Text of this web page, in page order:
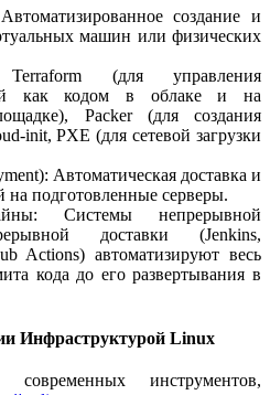
создание и
машин или физических
Terraform (для управления
как кодом в облаке и на
Packer (для создания
init, PXE (для сетевой загрузки
Автоматическая доставка и
на подготовленные серверы.
Системы непрерывной
доставки (Jenkins,
Actions) автоматизируют весь
кода до его развертывания в
Инфраструктурой Linux
инструментов,